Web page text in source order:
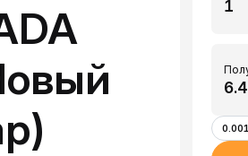
0.001